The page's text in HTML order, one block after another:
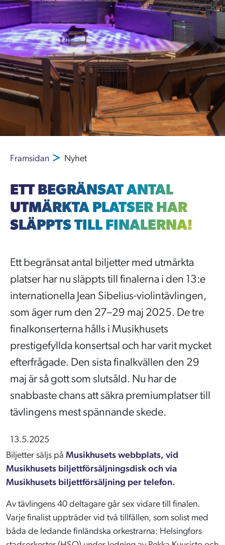
Framsidan Nyhet
ETT BEGRÄNSAT ANTAL
UTMÄRKTA PLATSER HAR
SLÄPPTS TILL FINALERNA!
Ett begränsat antal biljetter med utmärkta
platser har nu släppts till finalerna i den 13:e
internationella Jean Sibelius-violintävlingen,
som äger rum den 27–29 maj 2025. De tre
finalkonserterna hålls i Musikhusets
prestigefyllda konsertsal och har varit mycket
efterfrågade. Den sista finalkvällen den 29
maj är så gott som slutsåld. Nu har de
snabbaste chans att säkra premiumplatser till
tävlingens mest spännande skede.
13.5.2025
Biljetter säljs på Musikhusets webbplats, vid
Musikhusets biljettförsäljningsdisk och via
Musikhusets biljettförsäljning per telefon.
Av tävlingens 40 deltagare går sex vidare till finalen.
Varje finalist uppträder vid två tillfällen, som solist med
båda de ledande finländska orkestrarna: Helsingfors